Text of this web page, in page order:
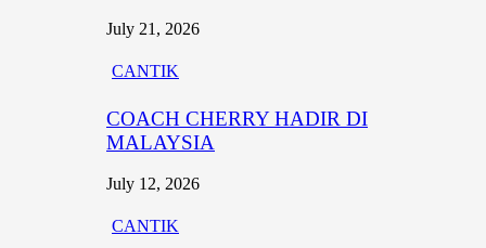
July 21, 2026
CANTIK
COACH CHERRY HADIR DI
MALAYSIA
July 12, 2026
CANTIK